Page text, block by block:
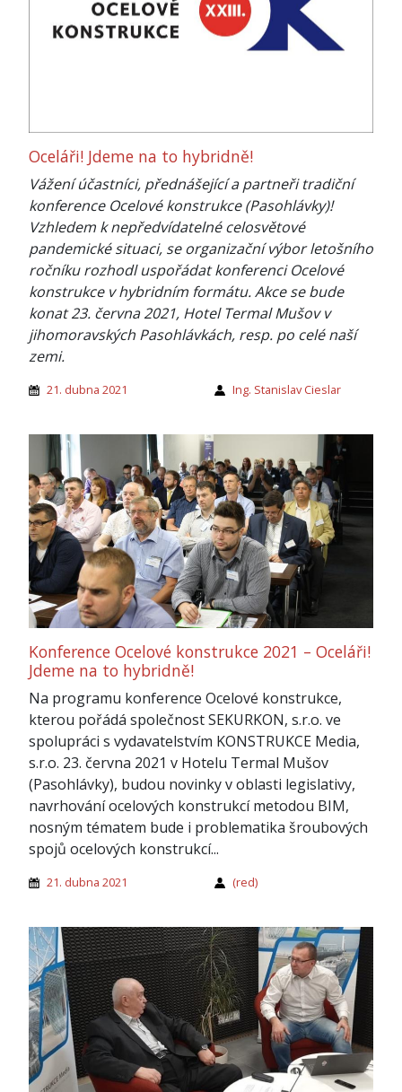
Oceláři! Jdeme na to hybridně!
Vážení účastníci, přednášející a partneři tradiční
konference Ocelové konstrukce (Pasohlávky)!
Vzhledem k nepředvídatelné celosvětové
pandemické situaci, se organizační výbor letošního
ročníku rozhodl uspořádat konferenci Ocelové
konstrukce v hybridním formátu. Akce se bude
konat 23. června 2021, Hotel Termal Mušov v
jihomoravských Pasohlávkách, resp. po celé naší
zemi.
21. dubna 2021 Ing. Stanislav Cieslar
Konference Ocelové konstrukce 2021 – Oceláři!
Jdeme na to hybridně!
Na programu konference Ocelové konstrukce,
kterou pořádá společnost SEKURKON, s.r.o. ve
spolupráci s vydavatelstvím KONSTRUKCE Media,
s.r.o. 23. června 2021 v Hotelu Termal Mušov
(Pasohlávky), budou novinky v oblasti legislativy,
navrhování ocelových konstrukcí metodou BIM,
nosným tématem bude i problematika šroubových
spojů ocelových konstrukcí...
21. dubna 2021 (red)